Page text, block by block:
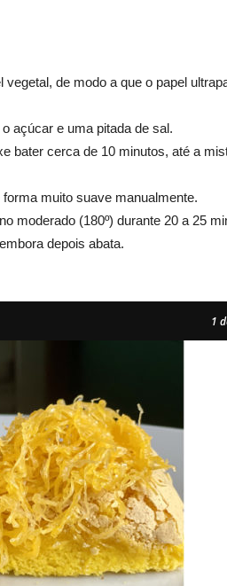
de modo a que o papel
açúcar e uma pitada de sal.
bater cerca de 10 minutos, até a
muito suave manualmente.
moderado (180º) durante 20 a 25
depois abata.
1